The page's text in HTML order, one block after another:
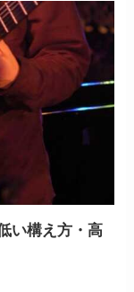
い構え方・高